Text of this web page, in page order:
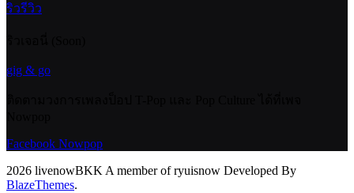
ริวรีวิว
gig & go
Facebook Nowpop
2026 livenowBKK A member of ryuisnow Developed By
BlazeThemes.